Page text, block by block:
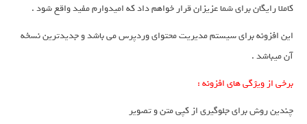
کاملا رایگان برای شما عزیزان قرار خواهم داد که امیدوارم مفید واقع شود .
این افزونه برای سیستم مدیریت محتوای وردپرس می باشد و جدیدترین نسخه
آن میباشد .
برخی از ویژگی های افزونه :
چندین روش برای جلوگیری از کپی متن و تصویر